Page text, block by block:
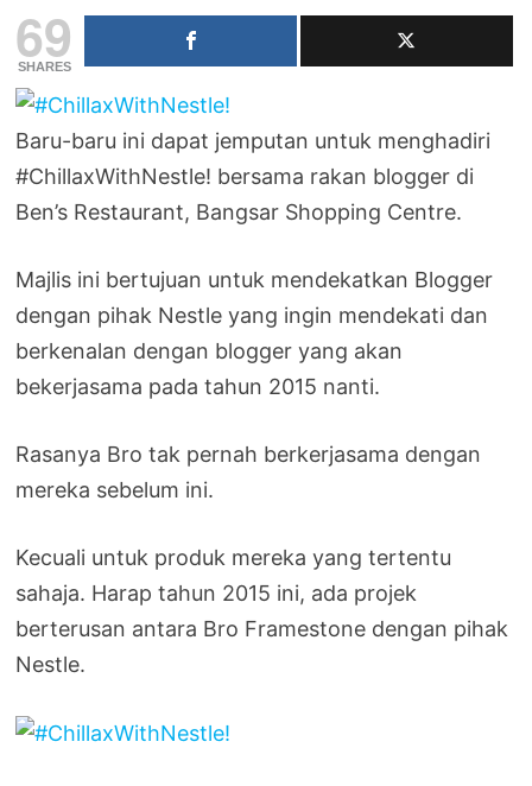
69
SHARES
Baru-baru ini dapat jemputan untuk menghadiri
#ChillaxWithNestle! bersama rakan blogger di
Ben’s Restaurant, Bangsar Shopping Centre.
Majlis ini bertujuan untuk mendekatkan Blogger
dengan pihak Nestle yang ingin mendekati dan
berkenalan dengan blogger yang akan
bekerjasama pada tahun 2015 nanti.
Rasanya Bro tak pernah berkerjasama dengan
mereka sebelum ini.
Kecuali untuk produk mereka yang tertentu
sahaja. Harap tahun 2015 ini, ada projek
berterusan antara Bro Framestone dengan pihak
Nestle.